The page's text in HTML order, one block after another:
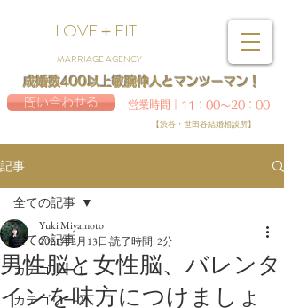
LOVE＋FIT
MARRIAGE AGENCY
問い合わせる
【渋谷・世田谷結婚相談所】
成婚数400以上敏腕仲人とマンツーマン！
営業時間｜11：00～20：00
記事
全ての記事
カテゴリー 1
カテゴリー 2
全ての記事
男性脳と女性脳、バレンタ
インを味方につけましょ
Yuki Miyamoto
2021年2月13日 読了時間: 2分